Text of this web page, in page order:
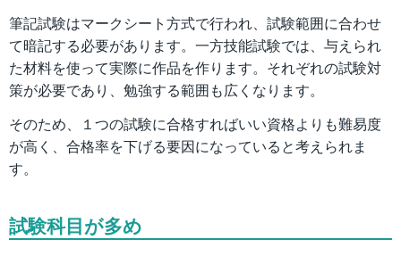
筆記試験はマークシート方式で行われ、試験範囲に合わせ
て暗記する必要があります。一方技能試験では、与えられ
た材料を使って実際に作品を作ります。それぞれの試験対
策が必要であり、勉強する範囲も広くなります。
そのため、１つの試験に合格すればいい資格よりも難易度
が高く、合格率を下げる要因になっていると考えられま
す。
試験科目が多め